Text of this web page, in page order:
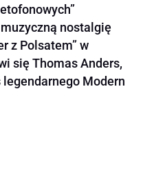
muzyczną nostalgię
z Polsatem” w
się Thomas Anders,
Modern